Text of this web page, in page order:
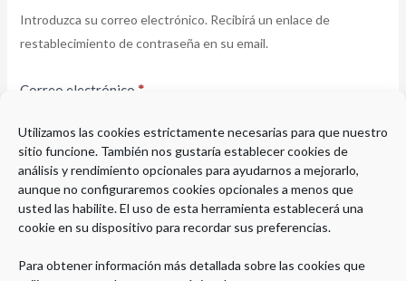
Utilizamos las cookies estrictamente necesarias para que nuestro
sitio funcione. También nos gustaría establecer cookies de
análisis y rendimiento opcionales para ayudarnos a mejorarlo,
aunque no configuraremos cookies opcionales a menos que
usted las habilite. El uso de esta herramienta establecerá una
cookie en su dispositivo para recordar sus preferencias.
Para obtener información más detallada sobre las cookies que
Introduzca su correo electrónico. Recibirá un enlace de
restablecimiento de contraseña en su email.
Correo electrónico*